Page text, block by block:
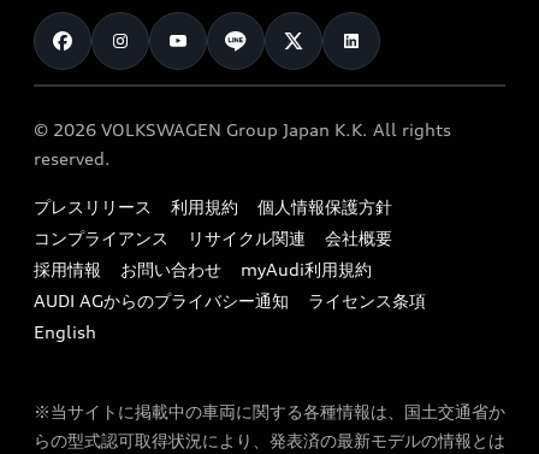
カタログ一覧
車検 / 定期点検
e-tronアフターサポート
myAudi
クオリティ
保証
メンテナンス
ファイナンス
キャンペーン / イベント
買取査定
お知らせ
オーナー様向けキャンペーン
特定整備適用車一覧
リサイクル法
よくある質問（FAQ）
© 2026 VOLKSWAGEN Group Japan K.K. All rights
reserved.
プレスリリース 利用規約
個人情報保護方針
コンプライアンス
リサイクル関連
会社概要
採用情報
お問い合わせ
myAudi利用規約
AUDI AGからのプライバシー通知
ライセンス条項
English
※当サイトに掲載中の車両に関する各種情報は、国土交通省か
らの型式認可取得状況により、発表済の最新モデルの情報とは